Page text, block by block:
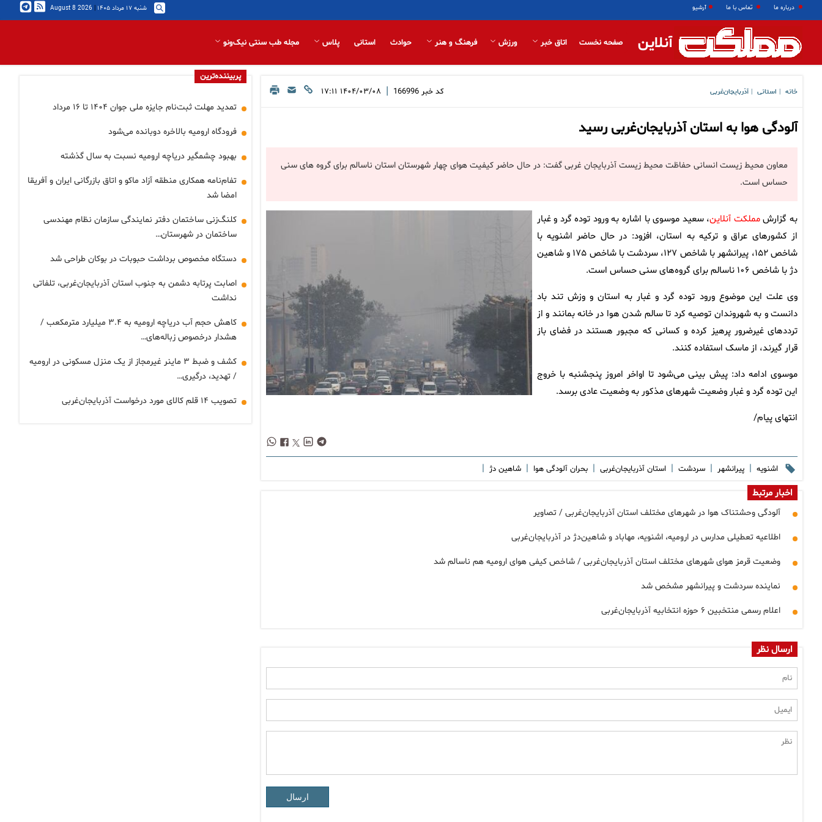
درباره ما تماس با ما آرشیو شنبه ۱۷ مرداد ۱۴۰۵ |
2026 August 8
آنلاین صفحه نخست اتاق خبر ورزش فرهنگ و هنر حوادث استانی پلاس مجله طب سنتی نیک‌ونو
خانه استانی آذربایجان‌غربی کد خبر 166996
| ۱۴۰۴/۰۳/۰۸ ۱۷:۱۱
آلودگی هوا به استان آذربایجان‌غربی رسید
معاون محیط زیست انسانی حفاظت محیط زیست آذربایجان غربی گفت: در حال حاضر کیفیت هوای چهار شهرستان استان ناسالم برای گروه های سنی
حساس است.
به گزارشمملکت آنلاین، سعید موسوی با اشاره به ورود توده گرد و غبار
از کشورهای عراق و ترکیه به استان، افزود: در حال حاضر اشنویه با
شاخص ۱۵۲، پیرانشهر با شاخص ۱۲۷، سردشت با شاخص ۱۷۵ و شاهین
دژ با شاخص ۱۰۶ ناسالم برای گروه‌های سنی حساس است.
وی علت این موضوع ورود توده گرد و غبار به استان و وزش تند باد
دانست و به شهروندان توصیه کرد تا سالم شدن هوا در خانه بمانند و از
ترددهای غیرضرور پرهیز کرده و کسانی که مجبور هستند در فضای باز
قرار گیرند، از ماسک استفاده کنند.
موسوی ادامه داد: پیش بینی می‌شود تا اواخر امروز پنجشنبه با خروج
این توده گرد و غبار وضعیت شهرهای مذکور به وضعیت عادی برسد.
انتهای پیام/
اشنویه | پیرانشهر | سردشت | استان آذربایجان‌غربی | بحران آلودگی هوا | شاهین دژ |
اخبار مرتبط
آلودگی وحشتناک هوا در شهرهای مختلف استان آذربایجان‌غربی / تصاویر
اطلاعیه تعطیلی مدارس در ارومیه، اشنویه، مهاباد و شاهین‌دژ در آذربایجان‌غربی
وضعیت قرمز هوای شهرهای مختلف استان آذربایجان‌غربی / شاخص کیفی هوای ارومیه هم ناسالم شد
نماینده سردشت و پیرانشهر مشخص شد
اعلام رسمی منتخبین ۶ حوزه انتخابیه آذربایجان‌غربی
ارسال نظر
ارسال
پربیننده‌ترین
تمدید مهلت ثبت‌نام جایزه ملی جوان ۱۴۰۴ تا ۱۶ مرداد
فرودگاه ارومیه بالاخره دوبانده می‌شود
بهبود چشمگیر دریاچه ارومیه نسبت به سال گذشته
تفام‌نامه همکاری منطقه آزاد ماکو و اتاق بازرگانی ایران و آفریقا
امضا شد
کلنگ‌زنی ساختمان دفتر نمایندگی سازمان نظام مهندسی
ساختمان در شهرستان…
دستگاه مخصوص برداشت حبوبات در بوکان طراحی شد
اصابت پرتابه دشمن به جنوب استان آذربایجان‌غربی، تلفاتی
نداشت
کاهش حجم آب دریاچه ارومیه به ۳.۴ میلیارد مترمکعب /
هشدار درخصوص زباله‌های…
کشف و ضبط ۳ ماینر غیرمجاز از یک منزل مسکونی در ارومیه
/ تهدید، درگیری…
تصویب ۱۴ قلم کالای مورد درخواست آذربایجان‌غربی